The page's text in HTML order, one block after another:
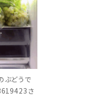
ぶどうで
さ